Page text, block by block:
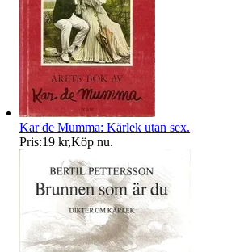
Kar de Mumma: Kärlek utan sex.
Pris:19 kr,Köp nu.